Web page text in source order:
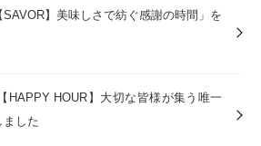
】美味しさで紡ぐ感謝の時間」を
HAPPY HOUR】大切な皆様が集う唯一
ました